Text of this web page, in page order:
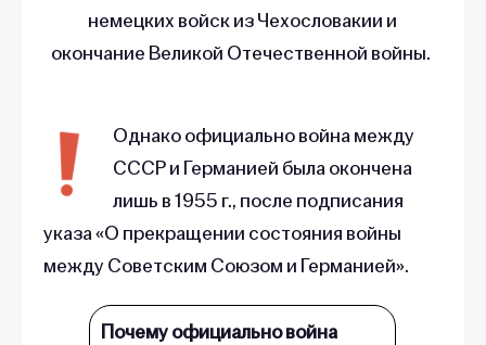
немецких войск из Чехословакии и
окончание Великой Отечественной войны.
Однако официально война между
СССР и Германией была окончена
лишь в 1955 г., после подписания
указа «О прекращении состояния войны
между Советским Союзом и Германией».
Почему официально война